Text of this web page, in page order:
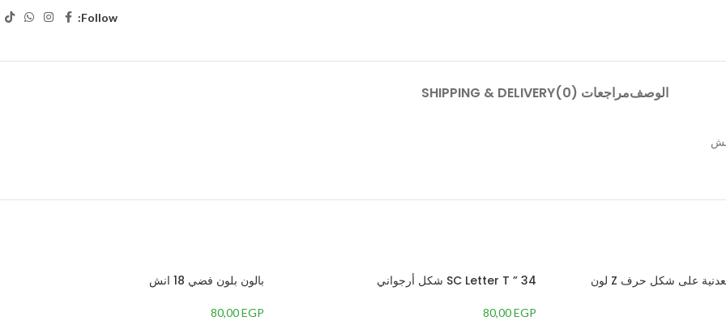
Follow:
الوصفمراجعات (0) SHIPPING & DELIVERY
بالون من رقائق معدنية على شكل حرف Z لون
34 ” SC Letter T شكل أرجواني
80,00EGP
بالون بلون فضي 18 انش
80,00EGP